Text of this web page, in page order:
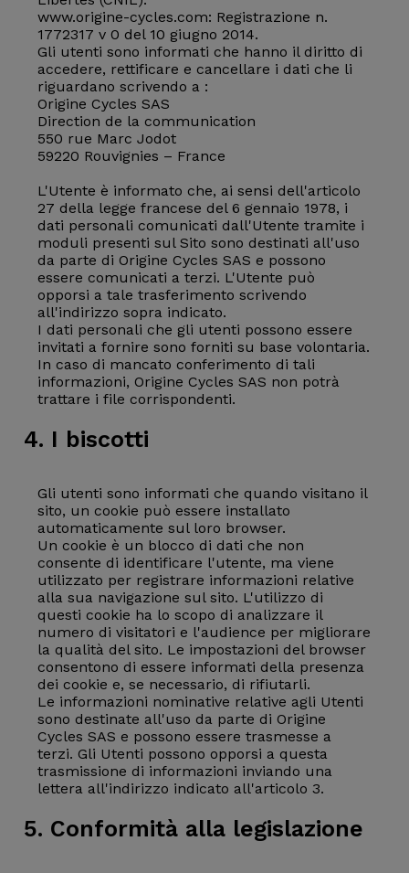
www.origine-cycles.com: Registrazione n.
1772317 v 0 del 10 giugno 2014.
Gli utenti sono informati che hanno il diritto di
accedere, rettificare e cancellare i dati che li
riguardano scrivendo a :
Origine Cycles SAS
Direction de la communication
550 rue Marc Jodot
59220 Rouvignies – France
L'Utente è informato che, ai sensi dell'articolo
27 della legge francese del 6 gennaio 1978, i
dati personali comunicati dall'Utente tramite i
moduli presenti sul Sito sono destinati all'uso
da parte di Origine Cycles SAS e possono
essere comunicati a terzi. L'Utente può
opporsi a tale trasferimento scrivendo
all'indirizzo sopra indicato.
I dati personali che gli utenti possono essere
invitati a fornire sono forniti su base volontaria.
In caso di mancato conferimento di tali
informazioni, Origine Cycles SAS non potrà
trattare i file corrispondenti.
4. I biscotti
Gli utenti sono informati che quando visitano il
sito, un cookie può essere installato
automaticamente sul loro browser.
Un cookie è un blocco di dati che non
consente di identificare l'utente, ma viene
utilizzato per registrare informazioni relative
alla sua navigazione sul sito. L'utilizzo di
questi cookie ha lo scopo di analizzare il
numero di visitatori e l'audience per migliorare
la qualità del sito. Le impostazioni del browser
consentono di essere informati della presenza
dei cookie e, se necessario, di rifiutarli.
Le informazioni nominative relative agli Utenti
sono destinate all'uso da parte di Origine
Cycles SAS e possono essere trasmesse a
terzi. Gli Utenti possono opporsi a questa
trasmissione di informazioni inviando una
lettera all'indirizzo indicato all'articolo 3.
5. Conformità alla legislazione